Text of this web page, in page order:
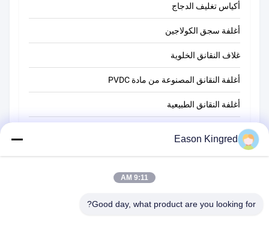
أكياس تغليف الدجاج
أغلفة سجق الكولاجين
غلاف النقانق الخلوية
أغلفة النقانق المصنوعة من مادة PVDC
أغلفة النقانق الطبيعية
فيلم تغليف المواد الغذائية
Eason Kingred
9:11 AM
Good day, what product are you looking for?